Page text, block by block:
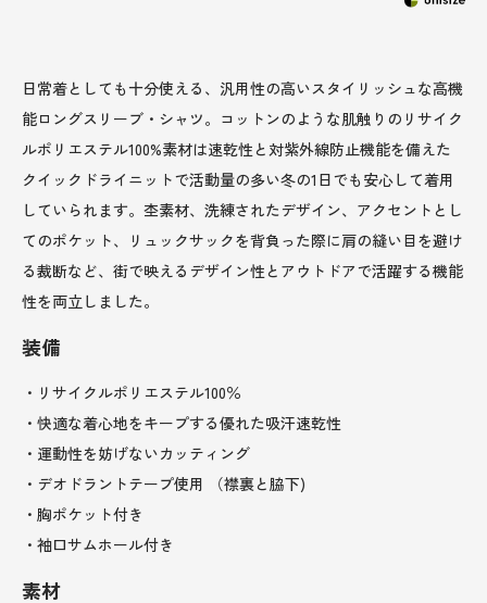
日常着としても十分使える、汎用性の高いスタイリッシュな高機
能ロングスリーブ・シャツ。コットンのような肌触りのリサイク
ルポリエステル100%素材は速乾性と対紫外線防止機能を備えた
クイックドライニットで活動量の多い冬の1日でも安心して着用
していられます。杢素材、洗練されたデザイン、アクセントとし
てのポケット、リュックサックを背負った際に肩の縫い目を避け
る裁断など、街で映えるデザイン性とアウトドアで活躍する機能
性を両立しました。
装備
・リサイクルポリエステル100％
・快適な着心地をキープする優れた吸汗速乾性
・運動性を妨げないカッティング
・デオドラントテープ使用 （襟裏と脇下)
・胸ポケット付き
・袖口サムホール付き
素材